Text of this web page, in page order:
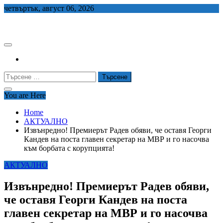
Skip
четвъртък, август 06, 2026
Търсене
за:
You are Here
Home
АКТУАЛНО
Извънредно! Премиерът Радев обяви, че оставя Георги
Кандев на поста главен секретар на МВР и го насочва
към борбата с корупцията!
АКТУАЛНО
Извънредно! Премиерът Радев обяви,
че оставя Георги Кандев на поста
главен секретар на МВР и го насочва